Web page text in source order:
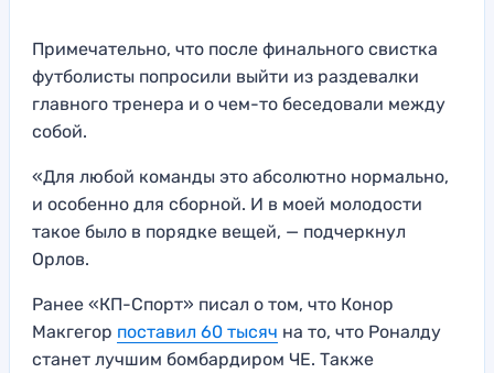
Примечательно, что после финального свистка
футболисты попросили выйти из раздевалки
главного тренера и о чем-то беседовали между
собой.
«Для любой команды это абсолютно нормально,
и особенно для сборной. И в моей молодости
такое было в порядке вещей, — подчеркнул
Орлов.
Ранее «КП-Спорт» писал о том, что Конор
Макгегор поставил 60 тысяч на то, что Роналду
станет лучшим бомбардиром ЧЕ. Также